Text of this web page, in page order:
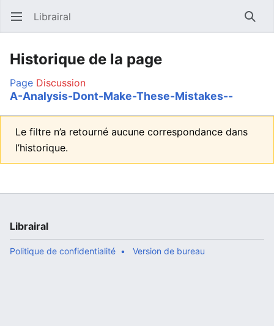
Ouvrir le menu principal Librairal
Historique de la page
Page Discussion
A-Analysis-Dont-Make-These-Mistakes--
Le filtre n’a retourné aucune correspondance dans
l’historique.
Librairal
Politique de confidentialité Version de bureau